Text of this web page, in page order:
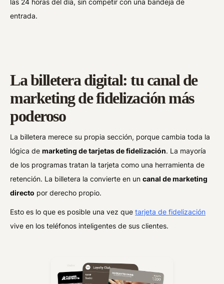
entrada.
La billetera digital: tu canal de
marketing de fidelización más
poderoso
La billetera merece su propia sección, porque cambia toda la
lógica demarketing de tarjetas de fidelización. La mayoría
de los programas tratan la tarjeta como una herramienta de
retención. La billetera la convierte en uncanal de marketing
directo por derecho propio.
Esto es lo que es posible una vez quetarjeta de fidelización
vive en los teléfonos inteligentes de sus clientes.